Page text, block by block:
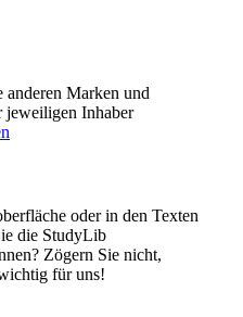
Marken und
jeweiligen Inhaber
oder in den Texten
die StudyLib
Zögern Sie nicht,
für uns!